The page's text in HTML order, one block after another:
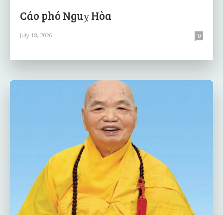
Cáo phó Nguỵ Hòa
July 18, 2026 0